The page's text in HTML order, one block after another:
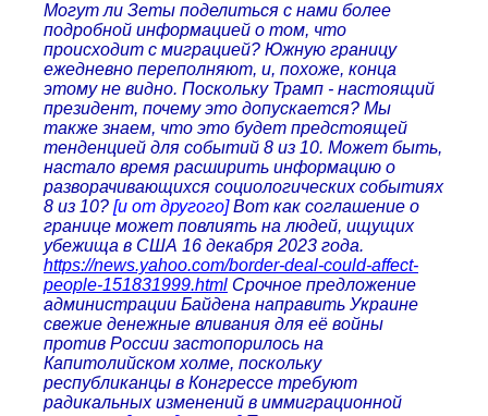
Могут ли Зеты поделиться с нами более
подробной информацией о том, что
происходит с миграцией? Южную границу
ежедневно переполняют, и, похоже, конца
этому не видно. Поскольку Трамп - настоящий
президент, почему это допускается? Мы
также знаем, что это будет предстоящей
тенденцией для событий 8 из 10. Может быть,
настало время расширить информацию о
разворачивающихся социологических событиях
8 из 10? [и от другого]Вот как соглашение о
границе может повлиять на людей, ищущих
убежища в США 16 декабря 2023 года.
https://news.yahoo.com/border-deal-could-affect-
people-151831999.html Срочное предложение
администрации Байдена направить Украине
свежие денежные вливания для её войны
против России застопорилось на
Капитолийском холме, поскольку
республиканцы в Конгрессе требуют
радикальных изменений в иммиграционной